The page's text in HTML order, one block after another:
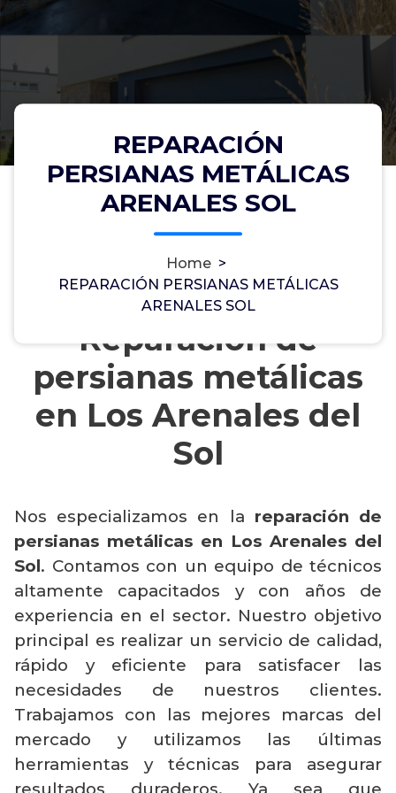
REPARACIÓN
PERSIANAS METÁLICAS
ARENALES SOL
Home >
REPARACIÓN PERSIANAS METÁLICAS
ARENALES SOL
Reparación de
persianas metálicas
en Los Arenales del
Sol
Nos especializamos en la reparación de
persianas metálicas en Los Arenales del
Sol. Contamos con un equipo de técnicos
altamente capacitados y con años de
experiencia en el sector. Nuestro objetivo
principal es realizar un servicio de calidad,
rápido y eficiente para satisfacer las
necesidades de nuestros clientes.
Trabajamos con las mejores marcas del
mercado y utilizamos las últimas
herramientas y técnicas para asegurar